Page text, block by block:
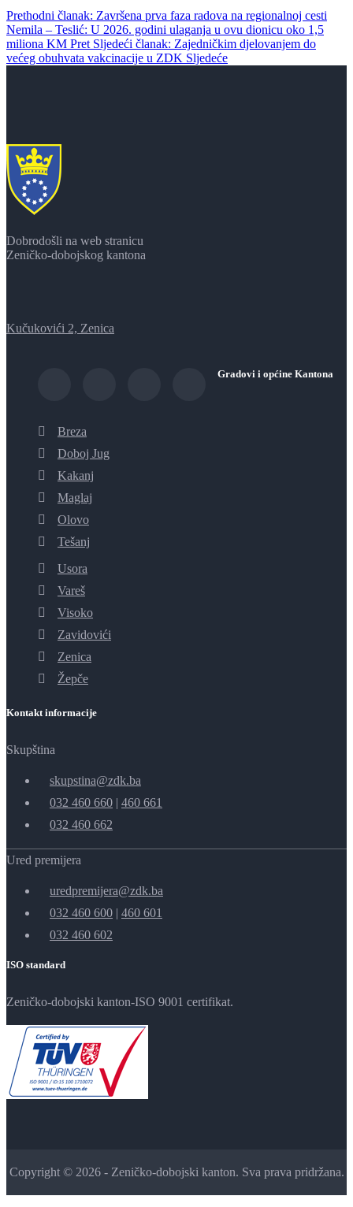
Prethodni članak: Završena prva faza radova na regionalnoj cesti
Nemila – Teslić: U 2026. godini ulaganja u ovu dionicu oko 1,5
miliona KM Pret Sljedeći članak: Zajedničkim djelovanjem do
većeg obuhvata vakcinacije u ZDK Sljedeće
Dobrodošli na web stranicu
Zeničko-dobojskog kantona
Kučukovići 2, Zenica
Gradovi i općine Kantona
Breza
Doboj Jug
Kakanj
Maglaj
Olovo
Tešanj
Usora
Vareš
Visoko
Zavidovići
Zenica
Žepče
Kontakt informacije
Skupština
skupstina@zdk.ba
032 460 660 | 460 661
032 460 662
Ured premijera
uredpremijera@zdk.ba
032 460 600 | 460 601
032 460 602
ISO standard
Zeničko-dobojski kanton-ISO 9001 certifikat.
Copyright © 2026 - Zeničko-dobojski kanton. Sva prava pridržana.